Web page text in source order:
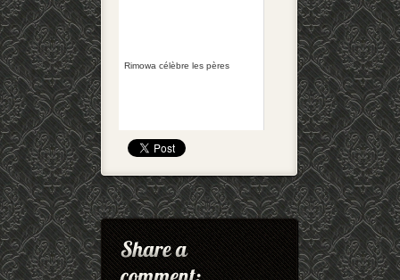
Rimowa célèbre les pères